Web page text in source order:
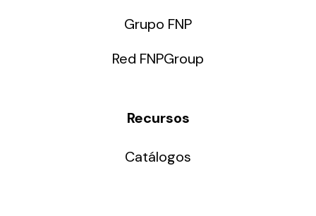
Grupo FNP
Red FNPGroup
Recursos
Catálogos